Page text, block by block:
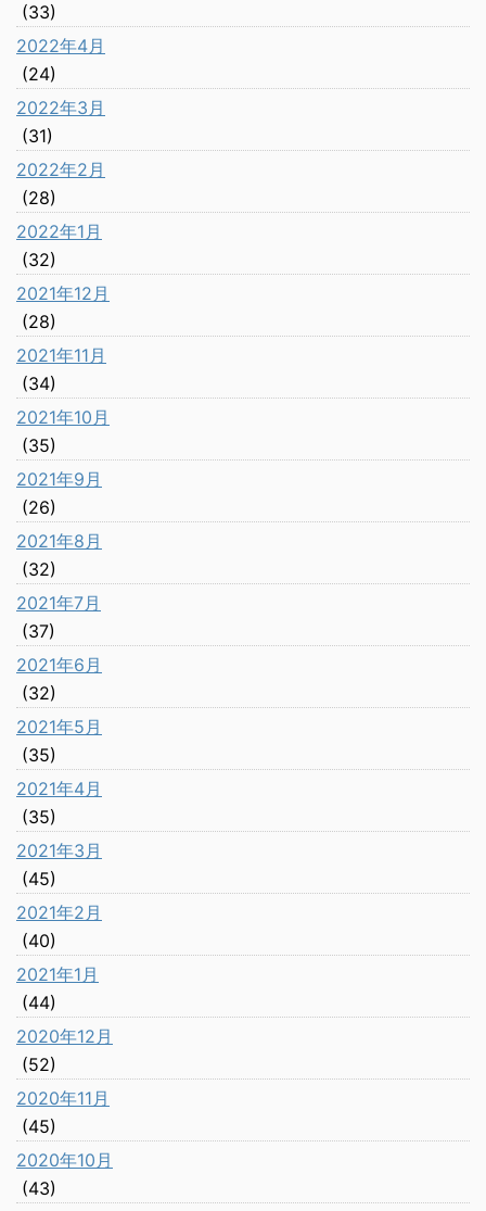
(33)
2022年4月
(24)
2022年3月
(31)
2022年2月
(28)
2022年1月
(32)
2021年12月
(28)
2021年11月
(34)
2021年10月
(35)
2021年9月
(26)
2021年8月
(32)
2021年7月
(37)
2021年6月
(32)
2021年5月
(35)
2021年4月
(35)
2021年3月
(45)
2021年2月
(40)
2021年1月
(44)
2020年12月
(52)
2020年11月
(45)
2020年10月
(43)